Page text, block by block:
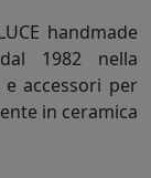
handmade
1982 nella
accessori per
in ceramica